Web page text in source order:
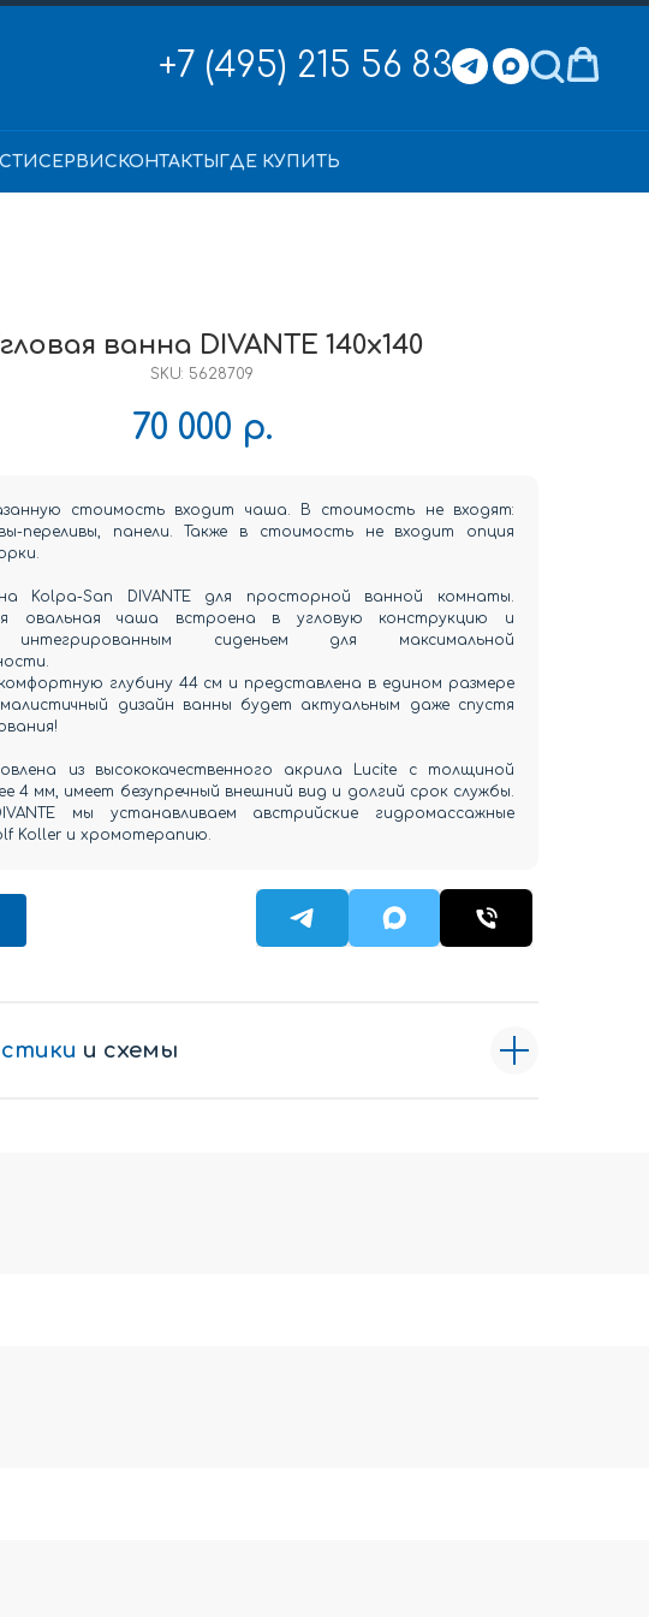
+7 (495) 215 56 83
СЕРВИС КОНТАКТЫ ГДЕ КУПИТЬ
ванна DIVANTE 140x140
SKU: 5628709
70 000 р.
стоимость входит чаша. В стоимость не входят:
переливы, панели. Также в стоимость не входит опция
Kolpa-San DIVANTE для просторной ванной комнаты.
овальная чаша встроена в угловую конструкцию и
интегрированным сиденьем для максимальной
глубину 44 см и представлена в едином размере
дизайн ванны будет актуальным даже спустя
из высококачественного акрила Lucite с толщиной
4 мм, имеет безупречный внешний вид и долгий срок службы.
мы устанавливаем австрийские гидромассажные
Koller и хромотерапию.
и схемы